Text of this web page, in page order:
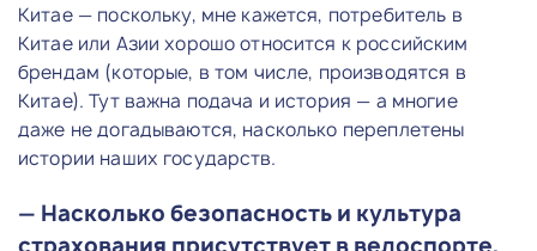
Китае — поскольку, мне кажется, потребитель в
Китае или Азии хорошо относится к российским
брендам (которые, в том числе, производятся в
Китае). Тут важна подача и история — а многие
даже не догадываются, насколько переплетены
истории наших государств.
— Насколько безопасность и культура